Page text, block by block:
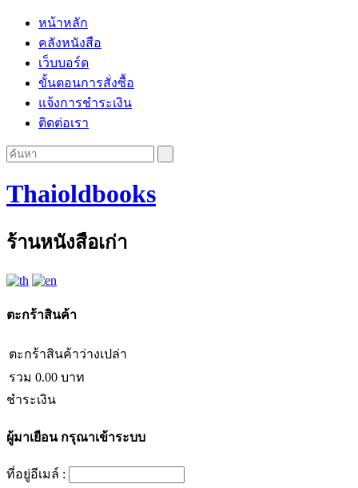
หน้าหลัก
คลังหนังสือ
เว็บบอร์ด
ขั้นตอนการสั่งซื้อ
แจ้งการชำระเงิน
ติดต่อเรา
Thaioldbooks
ร้านหนังสือเก่า
ตะกร้าสินค้า
ตะกร้าสินค้าว่างเปล่า
รวม 0.00 บาท
ชำระเงิน
ผู้มาเยือนกรุณาเข้าระบบ
ที่อยู่อีเมล์ :